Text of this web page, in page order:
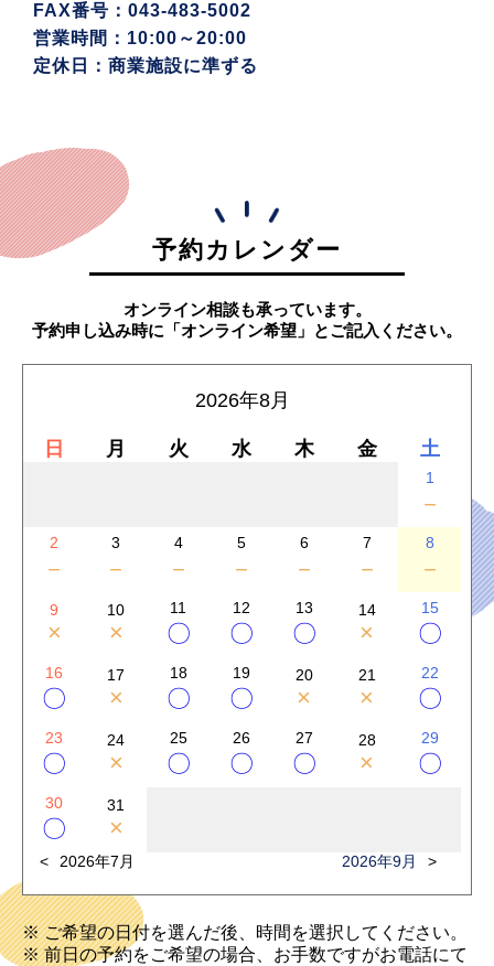
FAX番号：043-483-5002
営業時間：10:00～20:00
定休日：商業施設に準ずる
予約カレンダー
オンライン相談も承っています。
予約申し込み時に「オンライン希望」とご記入ください。
2026年8月
日 月 火 水 木 金 土
1
－
2
－
3
－
4
－
5
－
6
－
7
－
8
－
9
×
10
×
11
〇
12
〇
13
〇
14
×
15
〇
16
〇
17
×
18
〇
19
〇
20
×
21
×
22
〇
23
〇
24
×
25
〇
26
〇
27
〇
28
×
29
〇
30
〇
31
×
2026年7月 2026年9月
※ ご希望の日付を選んだ後、時間を選択してください。
※ 前日の予約をご希望の場合、お手数ですがお電話にて